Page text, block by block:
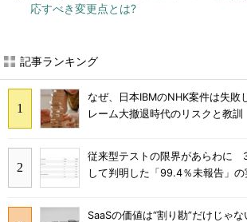
応すべき変更点とは?
記事ランキング
なぜ、日本IBMのNHK案件は失
レーム大撤退時代のリスクと教訓
従来型テストの限界があらわに
して判明した「99.4％未報告」の
SaaSの価値は“割り勘”だけじゃ